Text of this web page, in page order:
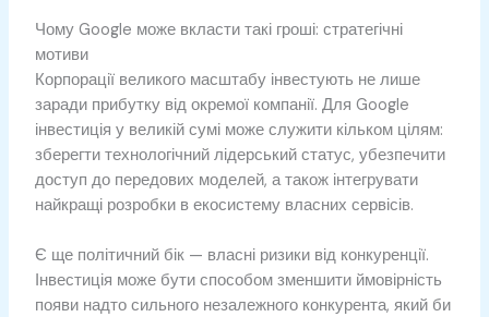
Чому Google може вкласти такі гроші: стратегічні
мотиви
Корпорації великого масштабу інвестують не лише
заради прибутку від окремої компанії. Для Google
інвестиція у великій сумі може служити кільком цілям:
зберегти технологічний лідерський статус, убезпечити
доступ до передових моделей, а також інтегрувати
найкращі розробки в екосистему власних сервісів.
Є ще політичний бік — власні ризики від конкуренції.
Інвестиція може бути способом зменшити ймовірність
появи надто сильного незалежного конкурента, який би